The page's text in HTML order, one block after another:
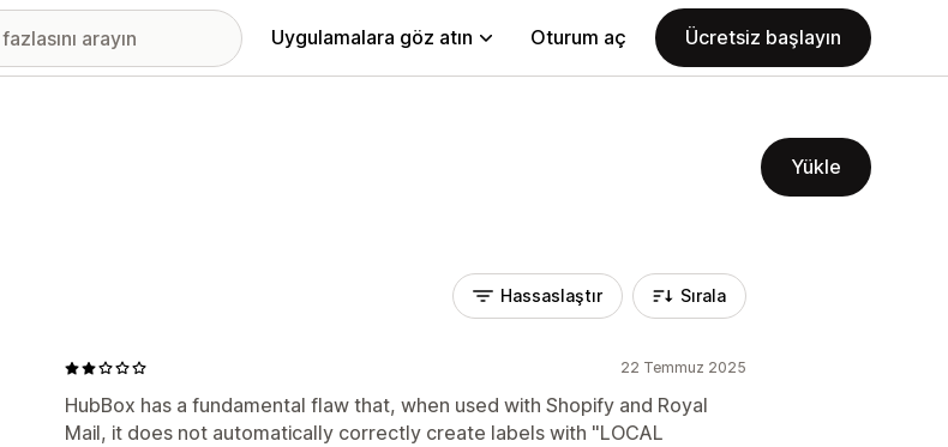
Uygulamalara göz atın Oturum aç Ücretsiz başlayın
Yükle
Hassaslaştır Sırala
22 Temmuz 2025
HubBox has a fundamental flaw that, when used with Shopify and Royal
Mail, it does not automatically correctly create labels with "LOCAL